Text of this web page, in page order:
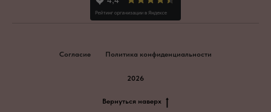
Согласие Политика конфиденциальности
2026
Вернуться наверх